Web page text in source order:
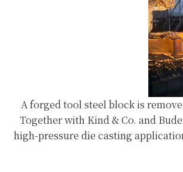
A forged tool steel block is
Together with Kind & Co. and
high-pressure die casting